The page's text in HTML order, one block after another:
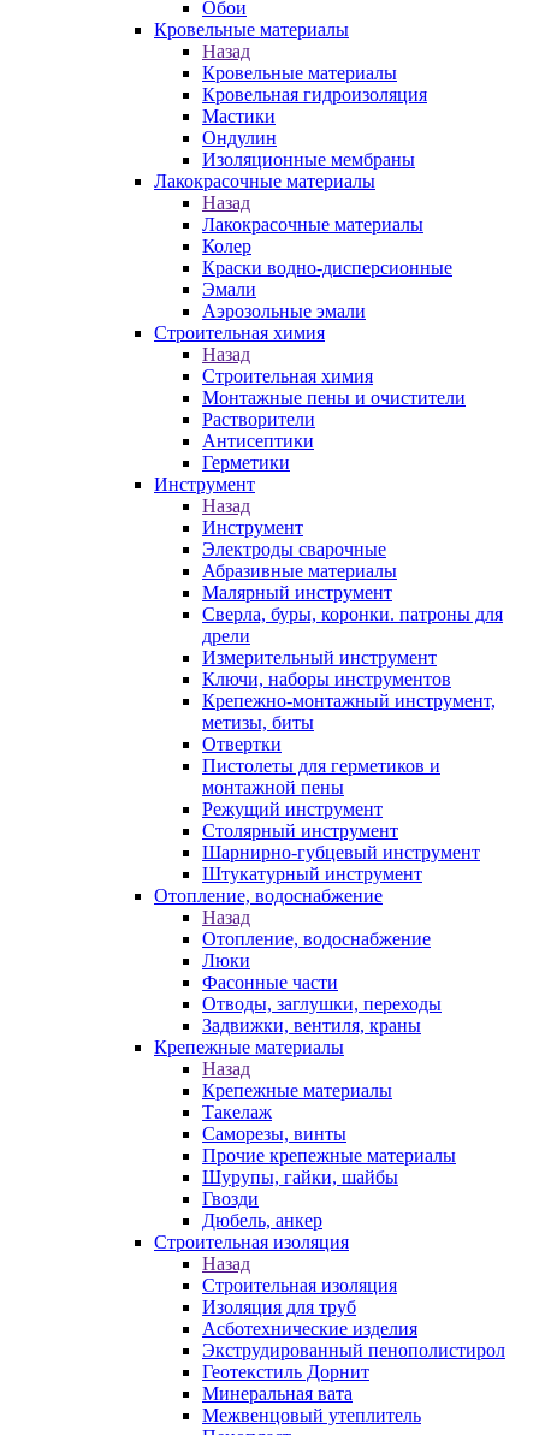
Обои
Кровельные материалы
Назад
Кровельные материалы
Кровельная гидроизоляция
Мастики
Ондулин
Изоляционные мембраны
Лакокрасочные материалы
Назад
Лакокрасочные материалы
Колер
Краски водно-дисперсионные
Эмали
Аэрозольные эмали
Строительная химия
Назад
Строительная химия
Монтажные пены и очистители
Растворители
Антисептики
Герметики
Инструмент
Назад
Инструмент
Электроды сварочные
Абразивные материалы
Малярный инструмент
Сверла, буры, коронки. патроны для
дрели
Измерительный инструмент
Ключи, наборы инструментов
Крепежно-монтажный инструмент,
метизы, биты
Отвертки
Пистолеты для герметиков и
монтажной пены
Режущий инструмент
Столярный инструмент
Шарнирно-губцевый инструмент
Штукатурный инструмент
Отопление, водоснабжение
Назад
Отопление, водоснабжение
Люки
Фасонные части
Отводы, заглушки, переходы
Задвижки, вентиля, краны
Крепежные материалы
Назад
Крепежные материалы
Такелаж
Саморезы, винты
Прочие крепежные материалы
Шурупы, гайки, шайбы
Гвозди
Дюбель, анкер
Строительная изоляция
Назад
Строительная изоляция
Изоляция для труб
Асботехнические изделия
Экструдированный пенополистирол
Геотекстиль Дорнит
Минеральная вата
Межвенцовый утеплитель